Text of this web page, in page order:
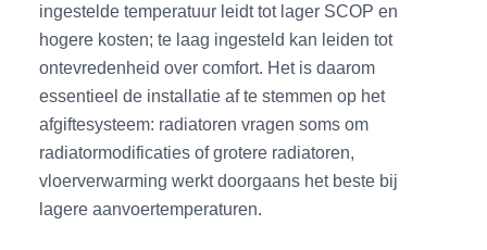
ingestelde temperatuur leidt tot lager SCOP en
hogere kosten; te laag ingesteld kan leiden tot
ontevredenheid over comfort. Het is daarom
essentieel de installatie af te stemmen op het
afgiftesysteem: radiatoren vragen soms om
radiatormodificaties of grotere radiatoren,
vloerverwarming werkt doorgaans het beste bij
lagere aanvoertemperaturen.